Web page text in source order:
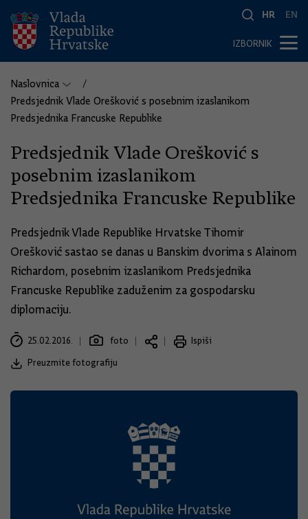
HR EN
IZBORNIK
Naslovnica
Predsjednik Vlade Orešković s posebnim izaslanikom
Predsjednika Francuske Republike
Predsjednik Vlade Orešković s
posebnim izaslanikom
Predsjednika Francuske Republike
Predsjednik Vlade Republike Hrvatske Tihomir
Orešković sastao se danas u Banskim dvorima s Alainom
Richardom, posebnim izaslanikom Predsjednika
Francuske Republike zaduženim za gospodarsku
diplomaciju.
25.02.2016. foto
Ispiši
Preuzmite fotografiju